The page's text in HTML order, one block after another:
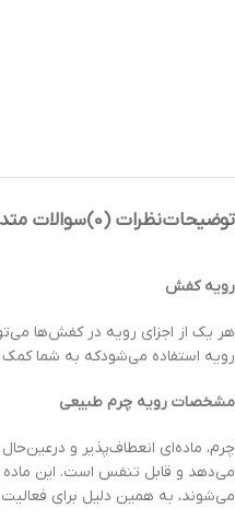
توضیحاتنظرات (0) سوالات
رویه کفش
هر یک از اجزای رویه در کفش‌ها
رویه استفاده می‌شودکه به شما کمک
مشخصات رویه چرم طبیعی
چرم، ماده‌ای انعطاف‌پذیر و
می‌دهد و قابل تنفس است. این
می‌شوند، به همین دلیل برای